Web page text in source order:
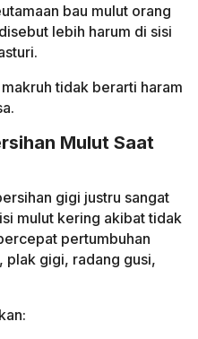
bau mulut orang
lebih harum di sisi
tidak berarti haram
Mulut Saat
gigi justru sangat
mulut kering akibat tidak
pertumbuhan
plak gigi, radang gusi,